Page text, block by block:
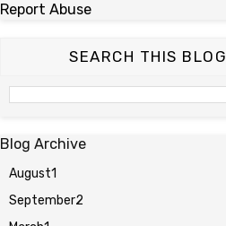
Report Abuse
SEARCH THIS BLOG
Blog Archive
August1
September2